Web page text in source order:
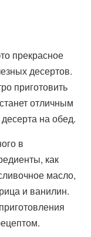
прекрасное
десертов.
приготовить
отличным
на обед.
в
как
масло,
и ванилин.